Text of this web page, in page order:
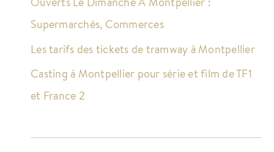
Supermarchés, Commerces
Les tarifs des tickets de tramway à Montpellier
Casting à Montpellier pour série et film de TF1
et France 2